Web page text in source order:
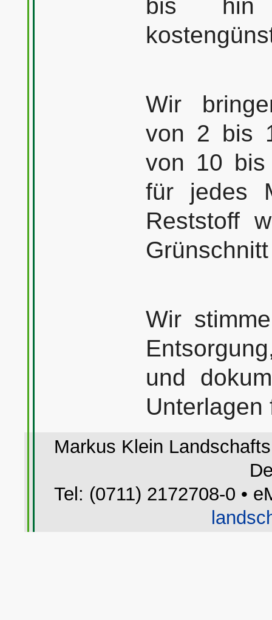
bis hin
Wir
von 2 bis
von 10 bis
für jedes
Reststoff
Wir
und
Unterlagen
Markus Klein
Tel: (0711) 2172708-0 •